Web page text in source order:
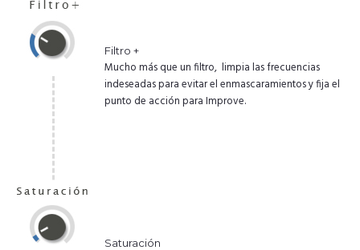
Filtro +
Mucho más que un filtro, limpia las frecuencias
indeseadas para evitar el enmascaramientos y fija el
punto de acción para Improve.
Saturación